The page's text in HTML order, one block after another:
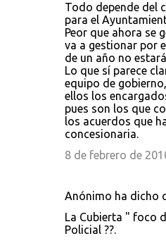
Todo depende del
para el
Peor que ahora se
va a gestionar por
de un año no estará
Lo que sí parece
equipo de
ellos los
pues son los que
los acuerdos que
concesionaria.
8 de febrero de
Anónimo ha dicho
La Cubierta " foco
Policial ??.